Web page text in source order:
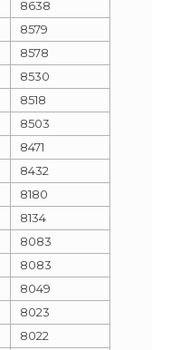
8638
8579
8578
8530
8518
8503
8471
8432
8180
8134
8083
8083
8049
8023
8022